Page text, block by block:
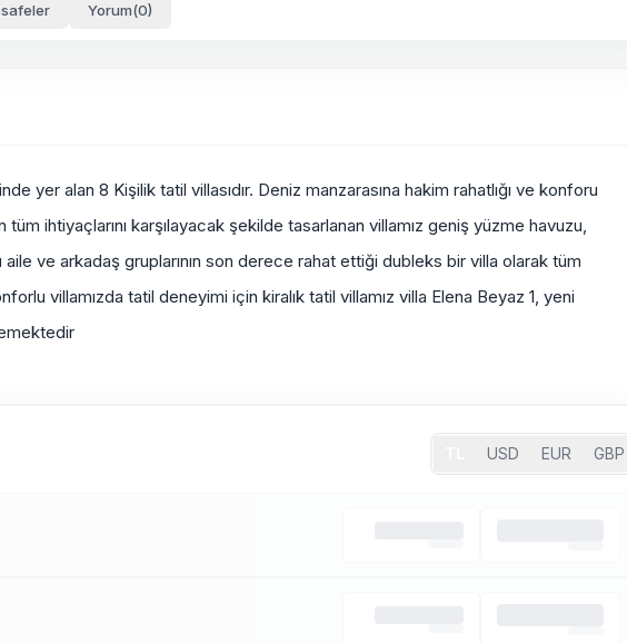
Yorum(0)
yer alan 8 Kişilik tatil villasıdır. Deniz manzarasına hakim rahatlığı ve konforu
ihtiyaçlarını karşılayacak şekilde tasarlanan villamız geniş yüzme havuzu,
ve arkadaş gruplarının son derece rahat ettiği dubleks bir villa olarak tüm
villamızda tatil deneyimi için kiralık tatil villamız villa Elena Beyaz 1, yeni
USD EUR GBP